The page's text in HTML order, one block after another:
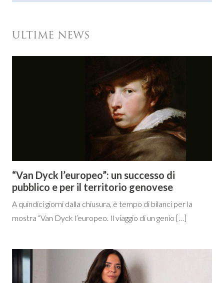
ULTIME NEWS
“Van Dyck l’europeo”: un successo di
pubblico e per il territorio genovese
A quindici giorni dalla chiusura, è tempo di bilanci per la
mostra “Van Dyck l’europeo. Il viaggio di un genio […]